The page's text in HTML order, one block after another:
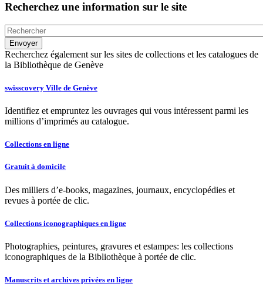
Recherchez une information sur le site
Recherchez également sur les sites de collections et les catalogues de
la Bibliothèque de Genève
swisscovery Ville de Genève
Identifiez et empruntez les ouvrages qui vous intéressent parmi les
millions d’imprimés au catalogue.
Collections en ligne
Gratuit à domicile
Des milliers d’e-books, magazines, journaux, encyclopédies et
revues à portée de clic.
Collections iconographiques en ligne
Photographies, peintures, gravures et estampes: les collections
iconographiques de la Bibliothèque à portée de clic.
Manuscrits et archives privées en ligne